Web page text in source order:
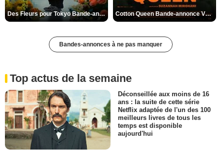
Des Fleurs pour Tokyo Bande-annonce VO STFR Cotton Queen Bande-annonce VO STFR
Bandes-annonces à ne pas manquer
Top actus de la semaine
Déconseillée aux moins de 16
ans : la suite de cette série
Netflix adaptée de l'un des 100
meilleurs livres de tous les
temps est disponible
aujourd'hui